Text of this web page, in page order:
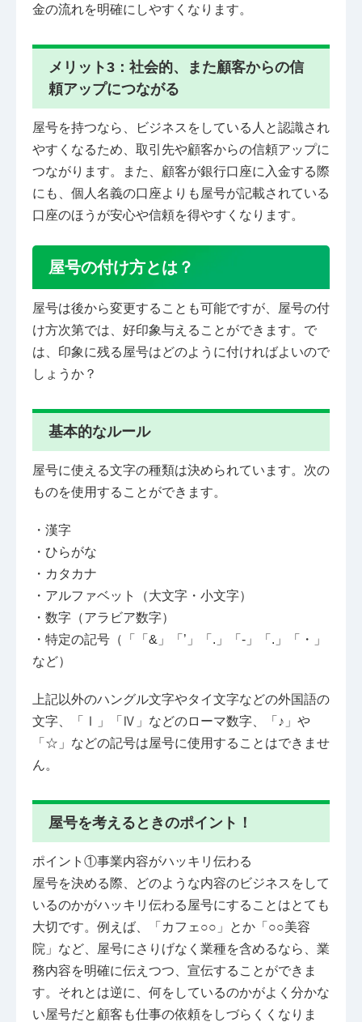
金の流れを明確にしやすくなります。
メリット3：社会的、また顧客からの信
頼アップにつながる
屋号を持つなら、ビジネスをしている人と認識され
やすくなるため、取引先や顧客からの信頼アップに
つながります。また、顧客が銀行口座に入金する際
にも、個人名義の口座よりも屋号が記載されている
口座のほうが安心や信頼を得やすくなります。
屋号の付け方とは？
屋号は後から変更することも可能ですが、屋号の付
け方次第では、好印象与えることができます。で
は、印象に残る屋号はどのように付ければよいので
しょうか？
基本的なルール
屋号に使える文字の種類は決められています。次の
ものを使用することができます。
・漢字
・ひらがな
・カタカナ
・アルファベット（大文字・小文字）
・数字（アラビア数字）
・特定の記号（「「&」「’」「.」「-」「.」「・」
など）
上記以外のハングル文字やタイ文字などの外国語の
文字、「Ⅰ」「Ⅳ」などのローマ数字、「♪」や
「☆」などの記号は屋号に使用することはできませ
ん。
屋号を考えるときのポイント！
ポイント①事業内容がハッキリ伝わる
屋号を決める際、どのような内容のビジネスをして
いるのかがハッキリ伝わる屋号にすることはとても
大切です。例えば、「カフェ○○」とか「○○美容
院」など、屋号にさりげなく業種を含めるなら、業
務内容を明確に伝えつつ、宣伝することができま
す。それとは逆に、何をしているのかがよく分かな
い屋号だと顧客も仕事の依頼をしづらくくなりま